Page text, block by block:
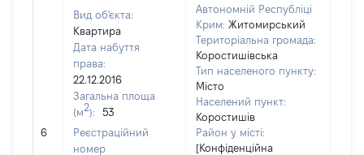
6
Вид об'єкта:
Квартира
Дата набуття
права:
22.12.2016
Загальна площа
(м2):
53
Реєстраційний
номер
Автономній Республіці
Крим: Житомирський
Територіальна громада:
Коростишівська
Тип населеного пункту:
Місто
Населений пункт:
Коростишів
Район у місті:
[Конфіденційна